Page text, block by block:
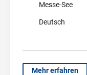
Messe-See
Deutsch
Mehr erfahren